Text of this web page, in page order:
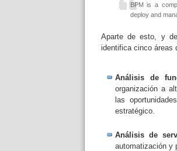
BPM is a
deploy and
Aparte de esto, y
identifica cinco áreas
Análisis de
organización a
las
estratégico.
Análisis de
automatización y